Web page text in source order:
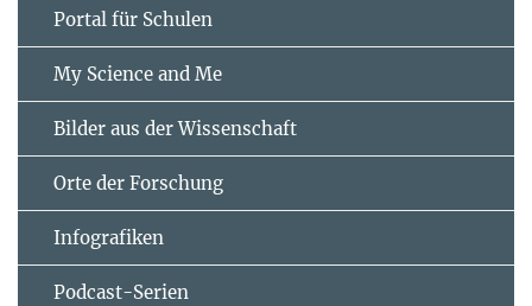
Portal für Schulen
My Science and Me
Bilder aus der Wissenschaft
Orte der Forschung
Infografiken
Podcast-Serien